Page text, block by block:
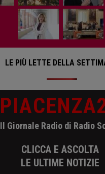
LE PIÙ LETTE DELLA
Il Giornale Radio di Radio
CLICCA E ASCOLTA
LE ULTIME NOTIZIE